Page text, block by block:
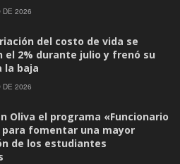
DE 2026
del costo de vida se
el 2% durante julio y frenó su
la baja
DE 2026
Oliva el programa «Funcionario
para fomentar una mayor
de los estudiantes